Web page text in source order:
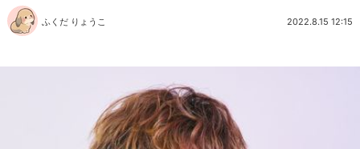
ふくだ りょうこ 2022.8.15 12:15